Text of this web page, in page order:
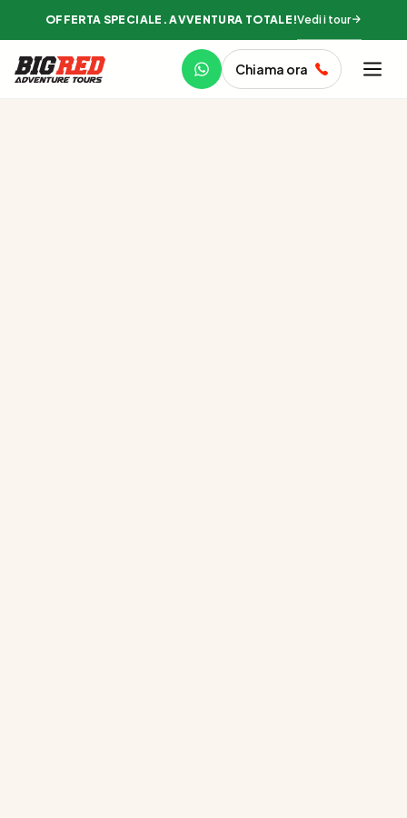
OFFERTA SPECIALE. AVVENTURA TOTALE!Vedi i tour
Chiama ora